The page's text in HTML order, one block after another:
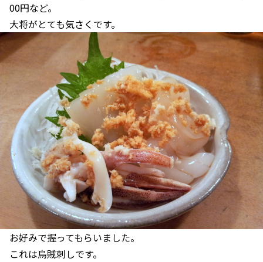
00円など。
大将がとても気さくです。
お好みで握ってもらいました。
これは烏賊刺しです。